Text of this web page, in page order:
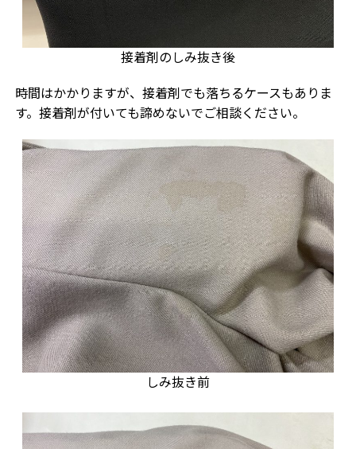
接着剤のしみ抜き後
時間はかかりますが、接着剤でも落ちるケースもありま
す。接着剤が付いても諦めないでご相談ください。
しみ抜き前